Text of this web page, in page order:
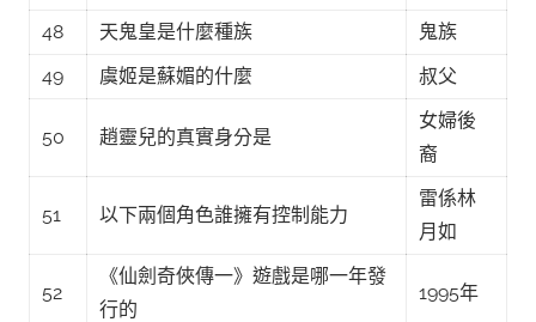
48
天鬼皇是什麼種族
鬼族
49
虞姬是蘇媚的什麼 叔父
50 趙靈兒的真實身分是
女婦後
裔
51 以下兩個角色誰擁有控制能力
雷係林
月如
52
《仙劍奇俠傳一》遊戲是哪一年發
行的
1995年